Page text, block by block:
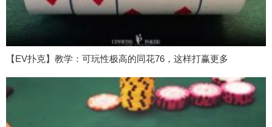
【EV扑克】教学：可玩性极高的同花76，这样打赢更多